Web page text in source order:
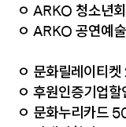
ㅇ ARKO 청소년
ㅇ ARKO 공연예
ㅇ 문화릴레이티
ㅇ 후원인증기업
ㅇ 문화누리카드